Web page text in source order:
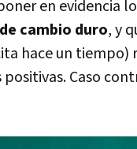
en evidencia
cambio duro, y
hace un tiempo)
Caso